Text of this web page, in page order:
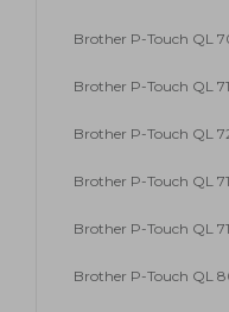
Brother P-Touch QL
Brother P-Touch QL
Brother P-Touch QL
Brother P-Touch QL
Brother P-Touch QL
Brother P-Touch QL